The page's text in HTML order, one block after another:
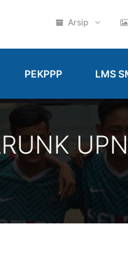
Arsip
PEKPPP LMS